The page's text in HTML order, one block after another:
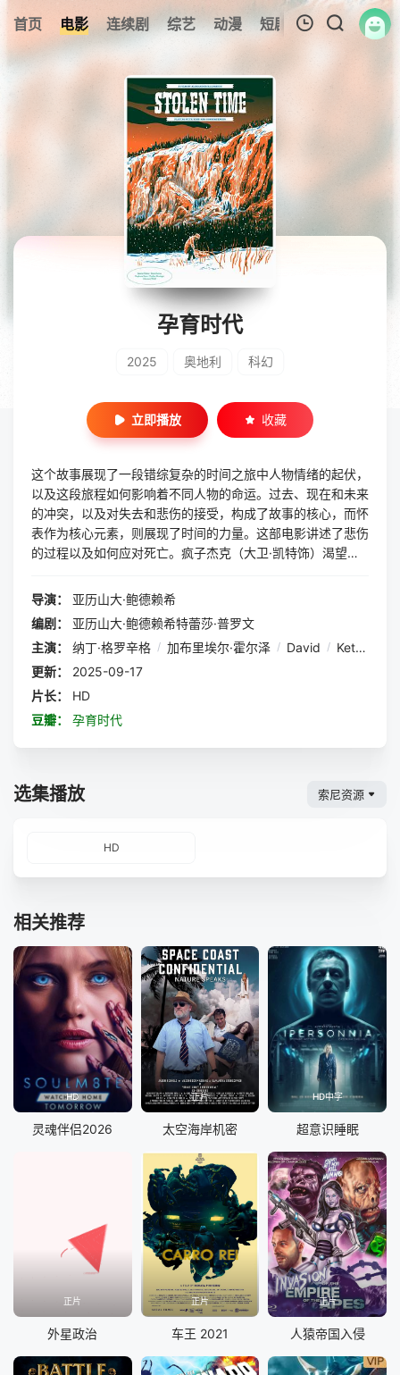
首页 电影 连续剧 综艺 动漫 短剧大全 纪录片
暂无观看影片的记录
孕育时代
2025 奥地利 科幻
立即播放 收藏
这个故事展现了一段错综复杂的时间之旅中人物情绪的起伏，
以及这段旅程如何影响着不同人物的命运。过去、现在和未来
的冲突，以及对失去和悲伤的接受，构成了故事的核心，而怀
表作为核心元素，则展现了时间的力量。这部电影讲述了悲伤
的过程以及如何应对死亡。疯子杰克（大卫·凯特饰）渴望报
另一方面，约翰·帕克接受了命运，学会了放手，最终找到了
来。时间女士艾奥娜（娜丁·格罗辛格饰）向他解释了他怀表
和另一块怀表的来历，并要求归还。在一段令人心碎的时光
中，他得知了哥哥皮特·帕克（约翰内斯·维克饰）的死讯。从
这一刻起，他开始了应对悲伤的五个阶段。他经历了否认、愤
怒、讨价还价、沮丧和接受等阶段。与此同时，疯子杰克用另
一块怀表回到了 1979 年。在那里，他请物理学家詹娜 (...
导演：
亚历山大·鲍德赖希
编剧：
亚历山大·鲍德赖希特蕾莎·普罗文
主演：
纳丁·格罗辛格 / 加布里埃尔·霍尔泽 / David / Ketter
更新：
2025-09-17
片长：
HD
豆瓣：
孕育时代
选集播放 索尼资源
HD
相关推荐
HD
灵魂伴侣2026
正片
太空海岸机密
HD中字
超意识睡眠
正片
外星政治
正片
车王 2021
正片
人猿帝国入侵